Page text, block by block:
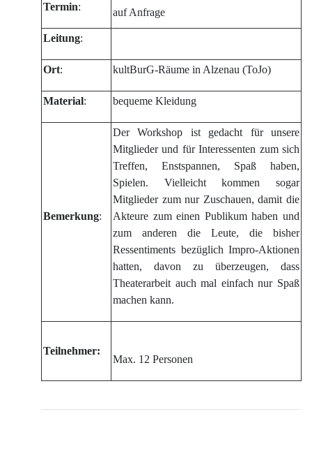
Termin: auf Anfrage
Leitung:
Ort: kultBurG-Räume in Alzenau (ToJo)
Material: bequeme Kleidung
Bemerkung:
Der Workshop ist gedacht für unsere
Mitglieder und für Interessenten zum sich
Treffen, Enstspannen, Spaß haben,
Spielen. Vielleicht kommen sogar
Mitglieder zum nur Zuschauen, damit die
Akteure zum einen Publikum haben und
zum anderen die Leute, die bisher
Ressentiments bezüglich Impro-Aktionen
hatten, davon zu überzeugen, dass
Theaterarbeit auch mal einfach nur Spaß
machen kann.
Teilnehmer:
Max. 12 Personen